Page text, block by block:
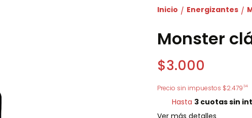
Inicio / Energizantes /
Monster
$3.000
Precio sin impuestos $2.47934
Hasta 3 cuotas sin
Ver más detalles